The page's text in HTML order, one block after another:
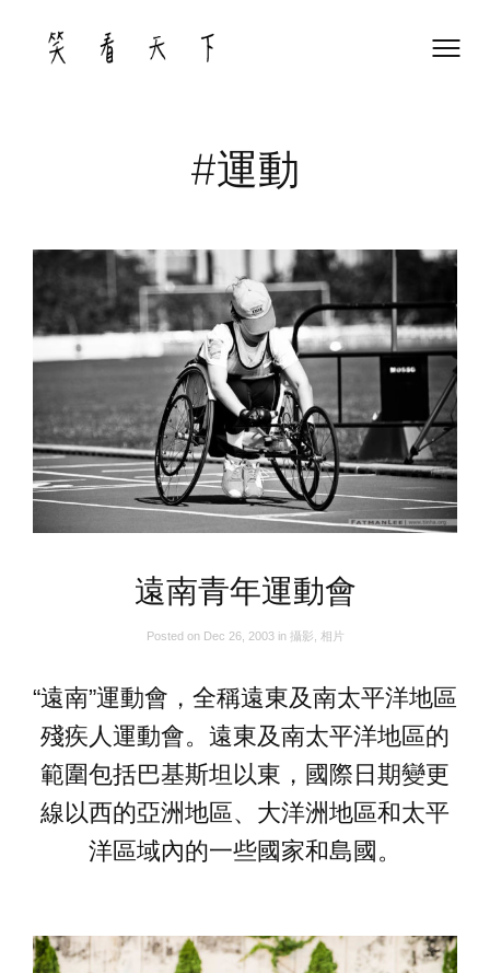
content
#運動
遠南青年運動會
Posted on Dec 26, 2003 in 攝影 相片
“遠南”運動會，全稱遠東及南太平洋地區
殘疾人運動會。遠東及南太平洋地區的
範圍包括巴基斯坦以東，國際日期變更
線以西的亞洲地區、大洋洲地區和太平
洋區域內的一些國家和島國。